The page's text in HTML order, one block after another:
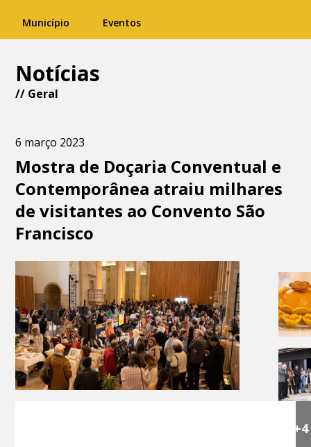
Município Eventos
Notícias
// Geral
6 março 2023
Mostra de Doçaria Conventual e
Contemporânea atraiu milhares
de visitantes ao Convento São
Francisco
+4